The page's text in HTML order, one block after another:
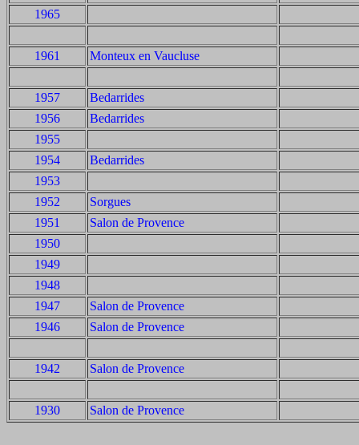
1965
1961 Monteux en Vaucluse
1957
Bedarrides
1956
Bedarrides
1955
1954
Bedarrides
1953
1952
Sorgues
1951
Salon de Provence
1950
1949
1948
1947
Salon de Provence
1946
Salon de Provence
1942 Salon de Provence
1930 Salon de Provence